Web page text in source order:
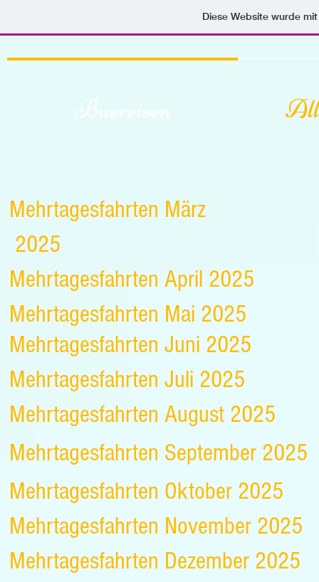
Diese Website wurde
Busreisen
Mehrtagesfahrten März
2025
Mehrtagesfahrten April 2025
Mehrtagesfahrten Mai 2025
Mehrtagesfahrten Juni 2025
Mehrtagesfahrten Juli 2025
Mehrtagesfahrten August 2025
Mehrtagesfahrten September 2025
Mehrtagesfahrten Oktober 2025
Mehrtagesfahrten November 2025
Mehrtagesfahrten Dezember 2025